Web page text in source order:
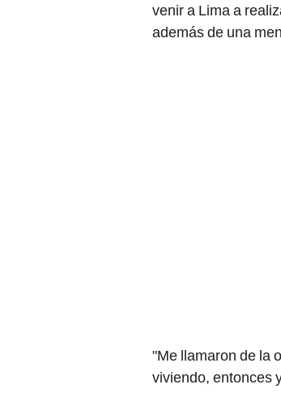
venir a Lima a
además de una
"Me llamaron de la
viviendo, entonces